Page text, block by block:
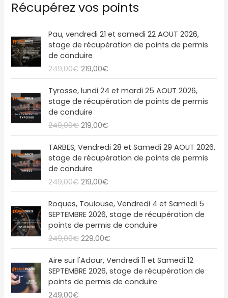
o
Récupérez vos points
Pau, vendredi 21 et samedi 22 AOUT 2026,
stage de récupération de points de permis
de conduire
249,00€
L
e
p
r
i
i
n
i
t
i
a
l
é
t
a
i
t
2
9
,
0
219,00€
e
p
a
c
e
l
e
:
2
1
,
0
€
.
Tyrosse, lundi 24 et mardi 25 AOUT 2026,
stage de récupération de points de permis
de conduire
249,00€
L
e
p
r
i
i
n
i
t
i
a
l
é
t
a
i
t
219,00€
L
e
p
a
c
e
l
e
s
t
:
2
1
TARBES, Vendredi 28 et Samedi 29 AOUT 2026,
stage de récupération de points de permis
de conduire
249,00€
L
e
p
r
i
i
n
i
t
i
a
l
é
219,00€
L
e
p
a
c
t
u
e
l
e
s
Roques, Toulouse, Vendredi 4 et Samedi 5
SEPTEMBRE 2026, stage de récupération de
points de permis de conduire
249,00€
L
e
p
r
i
i
n
i
229,00€
e
p
r
a
c
t
Aire sur l'Adour, Vendredi 11 et Samedi 12
SEPTEMBRE 2026, stage de récupération de
points de permis de conduire
249,00€